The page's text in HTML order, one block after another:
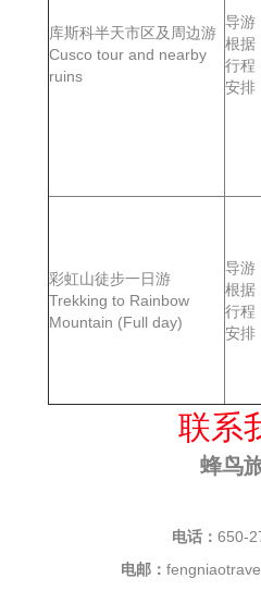
库斯科半天市区及周边游
Cusco tour and nearby
ruins
导游
根据
行程
安排
彩虹山徒步一日游
Trekking to Rainbow
Mountain (Full day)
导游
根据
行程
安排
联系
蜂鸟
电话： 650-
电邮：